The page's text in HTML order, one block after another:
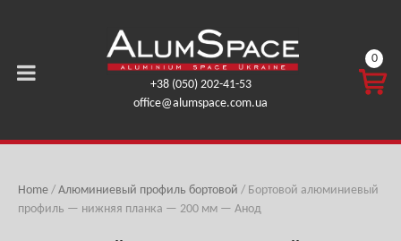
+38 (050) 202-41-53
office@alumspace.com.ua
КОРЗ
ГРН.
0
Home / Алюминиевый профиль бортовой / Бортовой алюминиевый
профиль — нижняя планка — 200 мм — Анод